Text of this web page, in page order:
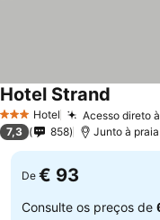
3 EstrelasHotel Acesso direto
Hotel Strand
7,3 858 Junto à praia
De € 93
Consulte os preços de